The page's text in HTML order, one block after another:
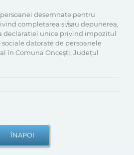
desemnate pentru
completarea si/sau depunerea,
declaratiei unice privind impozitul
datorate de persoanele
în Comuna Oncești, Județul